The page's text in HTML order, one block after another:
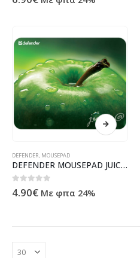
DEFENDER MOUSEPAD
DEFENDER MOUSEPAD JUICY 220 X 180 X 0.4 mm (GREEN APPLE)
0out of 5
4.90€ Με φπα 24%